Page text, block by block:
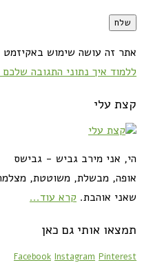
אתר זה עושה שימוש באקיזמט
ללמוד איך נתוני התגובה
קצת עלי
הי, אני מירב גביש - גבישס
אופה, מבשלת, משוטטת,
שאני אוהבת. קרא עוד...
תמצאו אותי גם כאן
Facebook Instagram Pinterest